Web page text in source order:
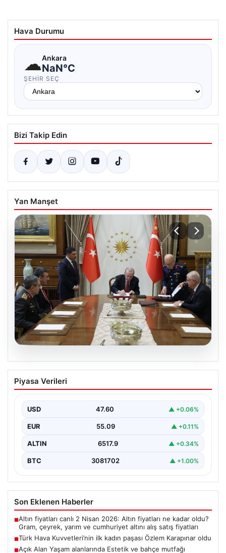
Hava Durumu
☁Ankara
NaN°C
ŞEHIR SEÇ
Bizi Takip Edin
Yan Manşet
04.08.2026
Türk Hava Kuvvetleri’nin ilk kadın
paşası Özlem Karapınar oldu
Özlem Karapınar İlk Kadın Paşa Oldu”,…
Piyasa Verileri
USD 47.60 ▲ +0.06%
EUR 55.09 ▲ +0.11%
ALTIN 6517.9 ▲ +0.34%
BTC 3081702 ▲ +1.00%
Son Eklenen Haberler
■Altın fiyatları canlı 2 Nisan 2026: Altın fiyatları ne kadar oldu?
Gram, çeyrek, yarım ve cumhuriyet altını alış satış fiyatları
■Türk Hava Kuvvetleri’nin ilk kadın paşası Özlem Karapınar oldu
■Açık Alan Yaşam alanlarında Estetik ve bahçe mutfağı